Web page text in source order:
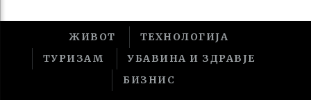
ЖИВОТ
ТЕХНОЛОГИЈА
ТУРИЗАМ
УБАВИНА И ЗДРАВЈЕ
БИЗНИС